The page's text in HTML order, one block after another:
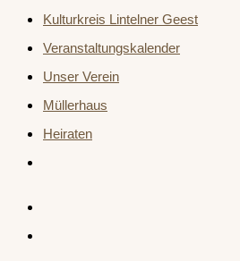
search
panel.
Kulturkreis Lintelner Geest
Veranstaltungskalender
Unser Verein
Müllerhaus
Heiraten